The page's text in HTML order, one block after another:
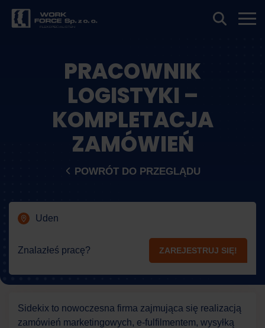
PRACOWNIK
LOGISTYKI –
KOMPLETACJA
ZAMÓWIEŃ
POWRÓT DO PRZEGLĄDU
Uden
Znalazłeś pracę? ZAREJESTRUJ SIĘ!
Sidekix to nowoczesna firma zajmująca się realizacją
zamówień marketingowych, e-fulfilmentem, wysyłką